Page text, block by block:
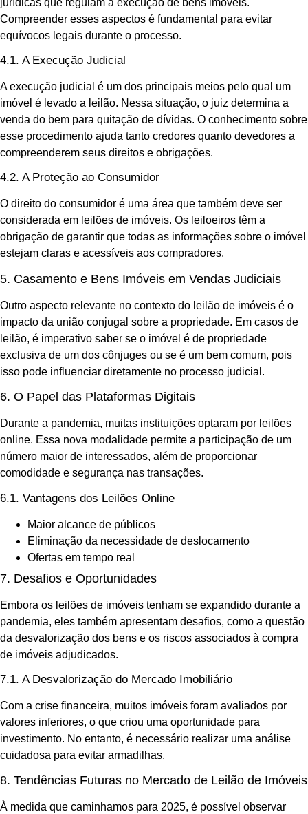
Compreender esses aspectos é fundamental para evitar
equívocos legais durante o processo.
4.1. A Execução Judicial
A execução judicial é um dos principais meios pelo qual um
imóvel é levado a leilão. Nessa situação, o juiz determina a
venda do bem para quitação de dívidas. O conhecimento sobre
esse procedimento ajuda tanto credores quanto devedores a
compreenderem seus direitos e obrigações.
4.2. A Proteção ao Consumidor
O direito do consumidor é uma área que também deve ser
considerada em leilões de imóveis. Os leiloeiros têm a
obrigação de garantir que todas as informações sobre o imóvel
estejam claras e acessíveis aos compradores.
5. Casamento e Bens Imóveis em Vendas Judiciais
Outro aspecto relevante no contexto do leilão de imóveis é o
impacto da união conjugal sobre a propriedade. Em casos de
leilão, é imperativo saber se o imóvel é de propriedade
exclusiva de um dos cônjuges ou se é um bem comum, pois
isso pode influenciar diretamente no processo judicial.
6. O Papel das Plataformas Digitais
Durante a pandemia, muitas instituições optaram por leilões
online. Essa nova modalidade permite a participação de um
número maior de interessados, além de proporcionar
comodidade e segurança nas transações.
6.1. Vantagens dos Leilões Online
Maior alcance de públicos
Eliminação da necessidade de deslocamento
Ofertas em tempo real
7. Desafios e Oportunidades
Embora os leilões de imóveis tenham se expandido durante a
pandemia, eles também apresentam desafios, como a questão
da desvalorização dos bens e os riscos associados à compra
de imóveis adjudicados.
7.1. A Desvalorização do Mercado Imobiliário
Com a crise financeira, muitos imóveis foram avaliados por
valores inferiores, o que criou uma oportunidade para
investimento. No entanto, é necessário realizar uma análise
cuidadosa para evitar armadilhas.
8. Tendências Futuras no Mercado de Leilão de Imóveis
À medida que caminhamos para 2025, é possível observar